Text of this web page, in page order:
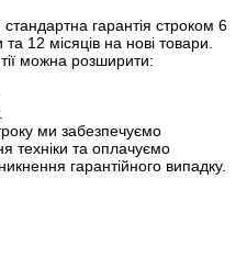
гарантія строком 6
12 місяців на нові товари.
можна розширити:
ми забезпечуємо
техніки та оплачуємо
гарантійного випадку.